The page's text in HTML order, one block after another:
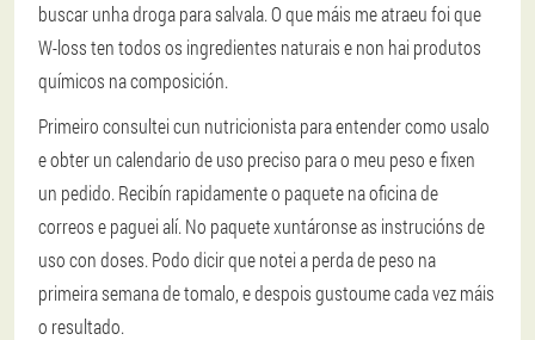
buscar unha droga para salvala. O que máis me atraeu foi que
W-loss ten todos os ingredientes naturais e non hai produtos
químicos na composición.
Primeiro consultei cun nutricionista para entender como usalo
e obter un calendario de uso preciso para o meu peso e fixen
un pedido. Recibín rapidamente o paquete na oficina de
correos e paguei alí. No paquete xuntáronse as instrucións de
uso con doses. Podo dicir que notei a perda de peso na
primeira semana de tomalo, e despois gustoume cada vez máis
o resultado.